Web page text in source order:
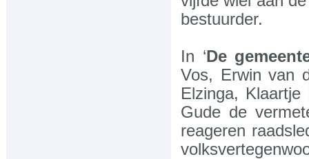
bestuurder.
In ‘De
Vos, Erwin van
Elzinga,
Gude de
reageren